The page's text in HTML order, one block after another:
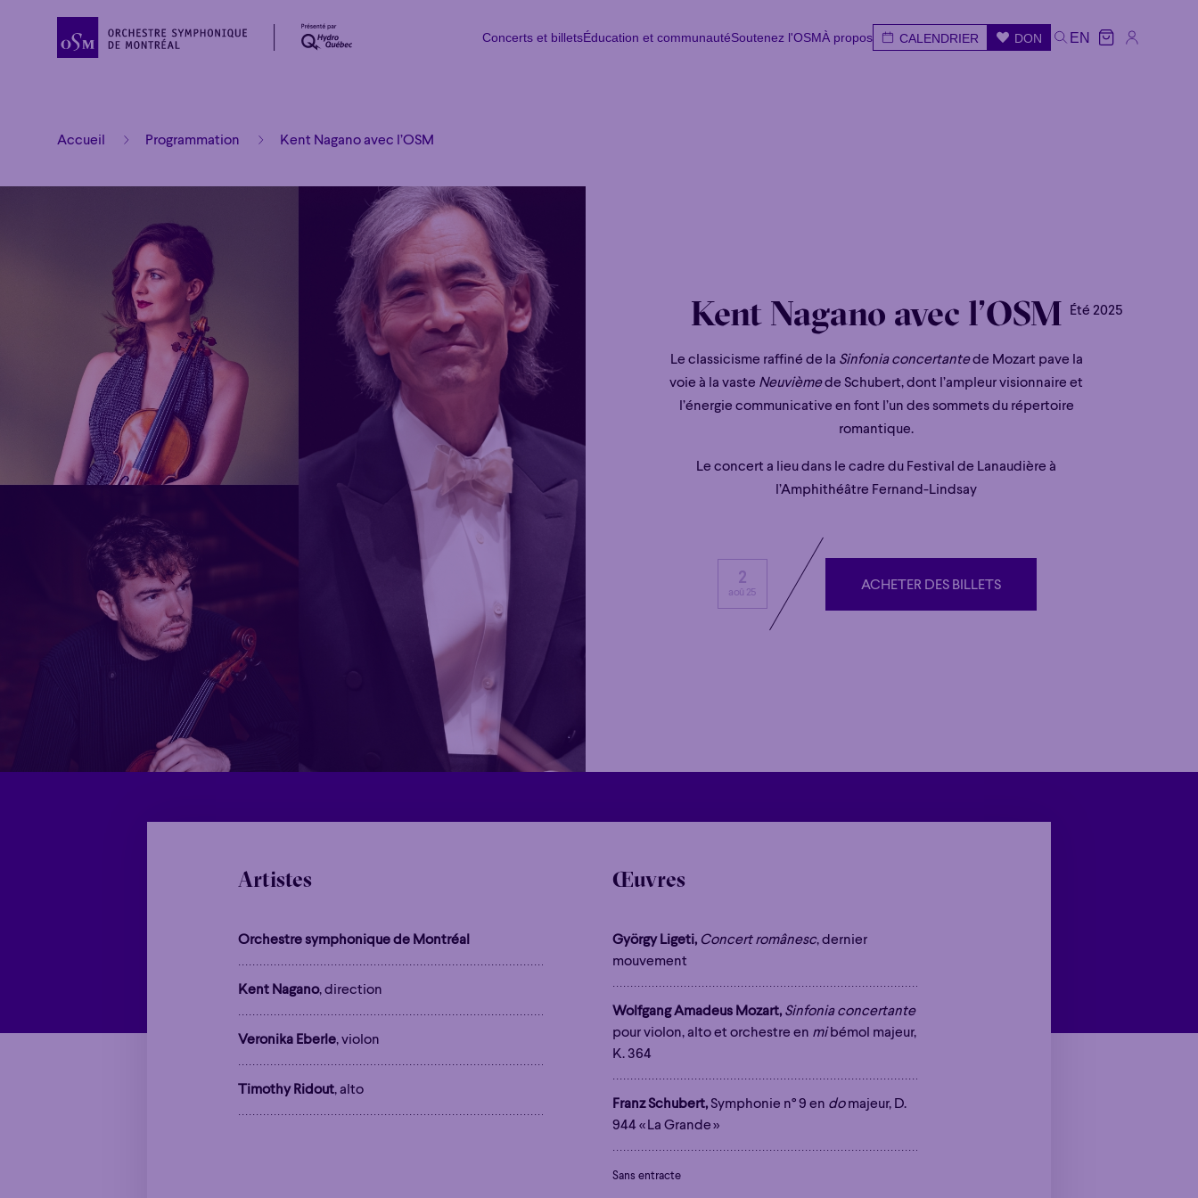
Concerts et billetsÉducation et communautéSoutenez l'OSMÀ propos
CALENDRIER
DON
EN
Accueil Programmation Kent Nagano avec l’OSM
Kent Nagano avec l’OSM Été 2025
Le classicisme raffiné de la Sinfonia concertantede Mozart pave la
voie à la vaste Neuvièmede Schubert, dont l’ampleur visionnaire et
l’énergie communicative en font l’un des sommets du répertoire
romantique.
Le concert a lieu dans le cadre du Festival de Lanaudière à
l’Amphithéâtre Fernand-Lindsay
2
aoû 25
ACHETER DES BILLETS
ACHETER DES BILLETS
Artistes
Orchestre symphonique de Montréal
Kent Nagano, direction
Veronika Eberle, violon
Timothy Ridout, alto
Œuvres
György Ligeti, Concert românesc, dernier
mouvement
Wolfgang Amadeus Mozart, Sinfonia concertante
pour violon, alto et orchestre en mi bémol majeur,
K. 364
Franz Schubert,Symphonie n° 9 en domajeur, D.
944 « La Grande »
Sans entracte